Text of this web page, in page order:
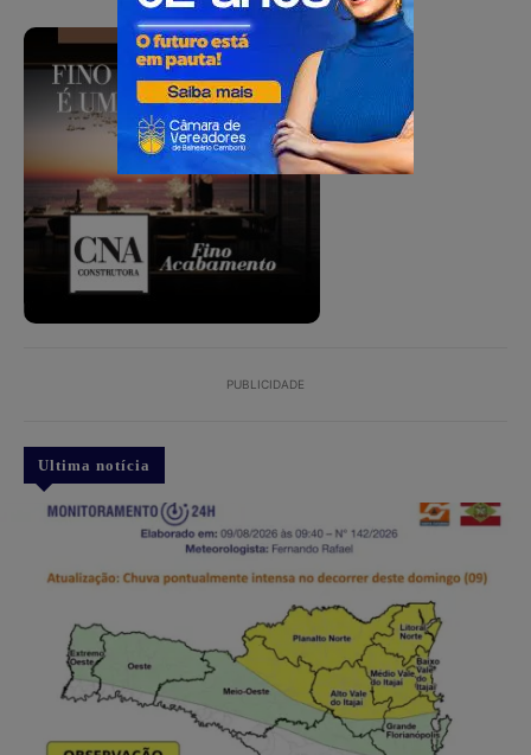
PUBLICIDADE
PUBLICIDADE
Ultima notícia